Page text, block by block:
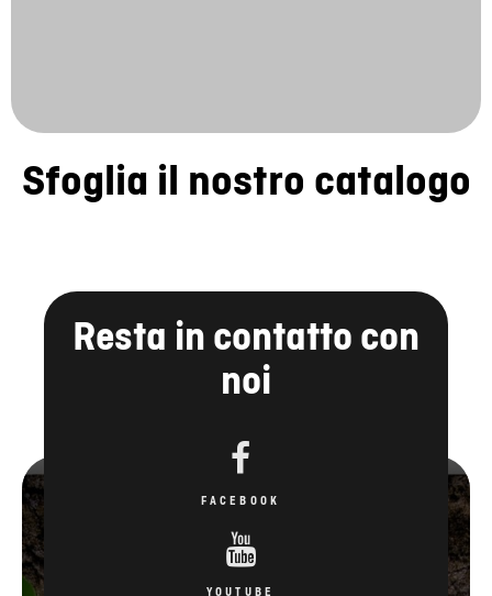
Sfoglia il nostro catalogo
Resta in contatto con
noi
FACEBOOK
YOUTUBE